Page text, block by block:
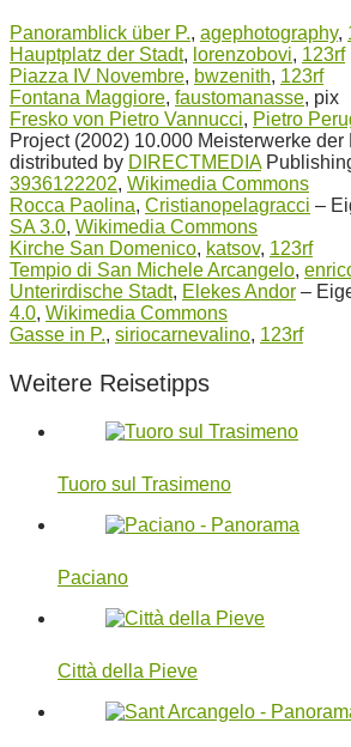
Panoramblick über P., agephotography,
Hauptplatz der Stadt, lorenzobovi, 123rf
Piazza IV Novembre, bwzenith, 123rf
Fontana Maggiore, faustomanasse, pix
Fresko von Pietro Vannucci, Pietro
Project (2002) 10.000 Meisterwerke
distributed by DIRECTMEDIA
3936122202, Wikimedia Commons
Rocca Paolina, Cristianopelagracci –
SA 3.0, Wikimedia Commons
Kirche San Domenico, katsov, 123rf
Tempio di San Michele Arcangelo,
Unterirdische Stadt, Elekes Andor –
4.0, Wikimedia Commons
Gasse in P., siriocarnevalino, 123rf
Weitere Reisetipps
Tuoro sul Trasimeno
Paciano
Città della Pieve